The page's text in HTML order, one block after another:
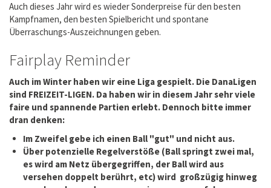
Auch dieses Jahr wird es wieder Sonderpreise für den besten
Kampfnamen, den besten Spielbericht und spontane
Überraschungs-Auszeichnungen geben.
Fairplay Reminder
Auch im Winter haben wir eine Liga gespielt. Die DanaLigen
sind FREIZEIT-LIGEN. Da haben wir in diesem Jahr sehr viele
faire und spannende Partien erlebt. Dennoch bitte immer
dran denken:
Im Zweifel gebe ich einen Ball "gut" und nicht aus.
Über potenzielle Regelverstöße (Ball springt zwei mal,
es wird am Netz übergegriffen, der Ball wird aus
versehen doppelt berührt, etc) wird großzügig hinweg